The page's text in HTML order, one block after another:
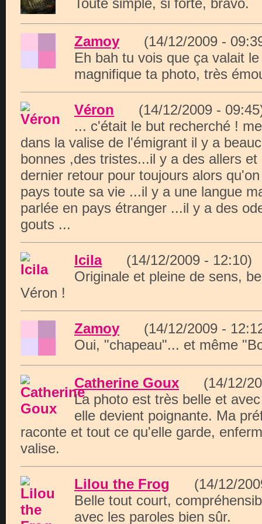
Toute simple, si forte, bravo.
Zamoy (14/12/2009 -
Eh bah tu vois que ça valait
magnifique ta photo, très
Véron (14/12/2009 -
... c'était le but recherché !
dans la valise de l'émigrant il y a
bonnes ,des tristes...il y a des allers
dernier retour pour toujours alors
pays toute sa vie ...il y a une langue
parlée en pays étranger ...il y a des
gouts ...
Icila(14/12/2009 -
Originale et pleine de sens,
Véron !
Zamoy (14/12/2009 -
Oui, "chapeau"... et même
Catherine Goux (14/12/
La photo est très belle et
elle devient poignante. Ma
raconte et tout ce qu'elle garde,
valise.
Lilou the Frog (14/12/
Belle tout court,
avec les paroles bien sûr.